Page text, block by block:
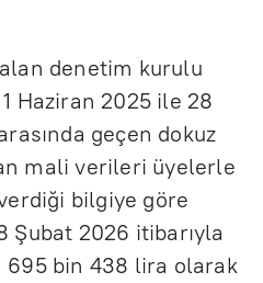
denetim kurulu
Haziran 2025 ile 28
geçen dokuz
mali verileri üyelerle
bilgiye göre
Şubat 2026 itibarıyla
bin 438 lira olarak